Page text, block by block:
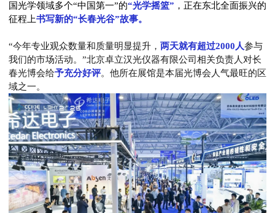
国光学领域多个“中国第一”的“光学摇篮” ，正在东北全面振兴的
征程上书写新的“长春光谷”故事。
“今年专业观众数量和质量明显提升， 两天就有超过2000人参与
我们的市场活动。”北京卓立汉光仪器有限公司相关负责人对长
春光博会给予充分好评。他所在展馆是本届光博会人气最旺的区
域之一。